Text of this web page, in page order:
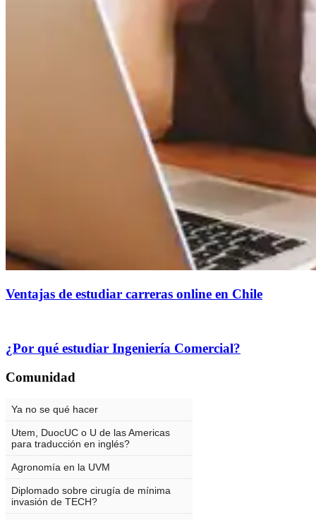
Ventajas de estudiar carreras online en Chile
¿Por qué estudiar Ingeniería Comercial?
Comunidad